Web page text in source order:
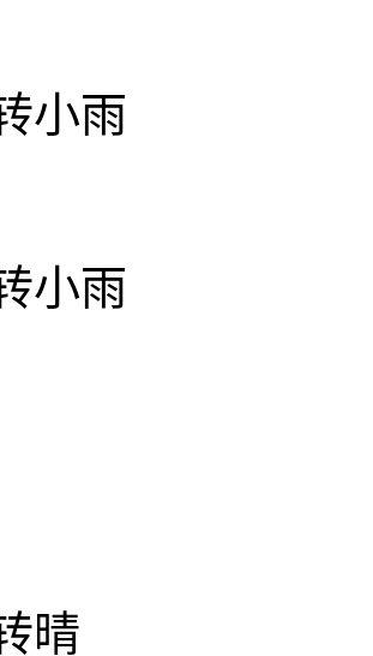
小雨
小雨
晴